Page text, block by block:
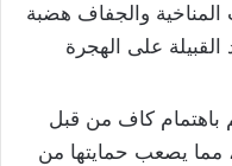
المناخية والجفاف هضبة
القبيلة على الهجرة
باهتمام كاف من قبل
مما يصعب حمايتها من